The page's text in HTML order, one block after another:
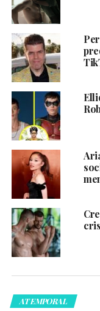
ATEMPORAL